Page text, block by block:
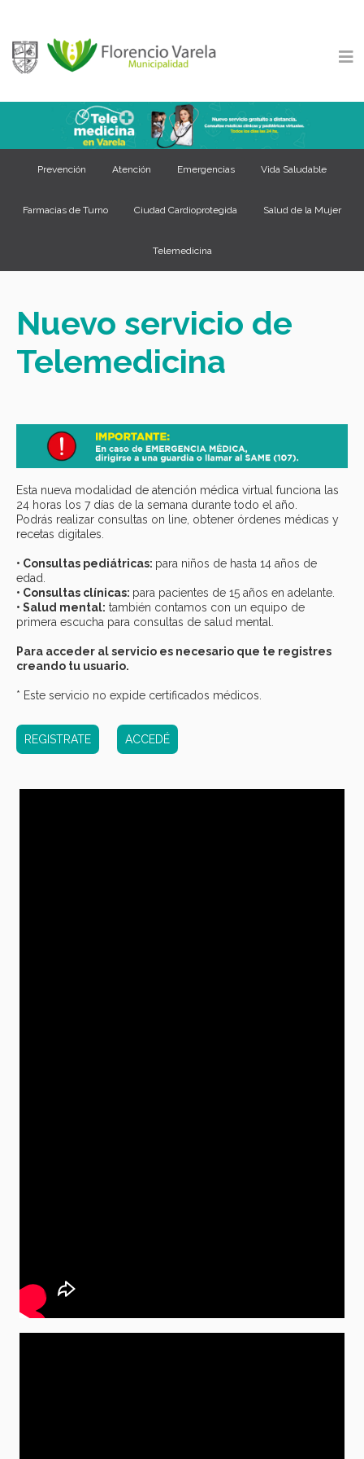
Prevención Atención Emergencias Vida Saludable
Farmacias de Turno Ciudad Cardioprotegida Salud de la Mujer
Telemedicina
Nuevo servicio de
Telemedicina
Esta nueva modalidad de atención médica virtual funciona las
24 horas los 7 días de la semana durante todo el año.
Podrás realizar consultas on line, obtener órdenes médicas y
recetas digitales.
• Consultas pediátricas: para niños de hasta 14 años de
edad.
• Consultas clínicas: para pacientes de 15 años en adelante.
• Salud mental: también contamos con un equipo de
primera escucha para consultas de salud mental.
Para acceder al servicio es necesario que te registres
creando tu usuario.
* Este servicio no expide certificados médicos.
REGISTRATE ACCEDÉ